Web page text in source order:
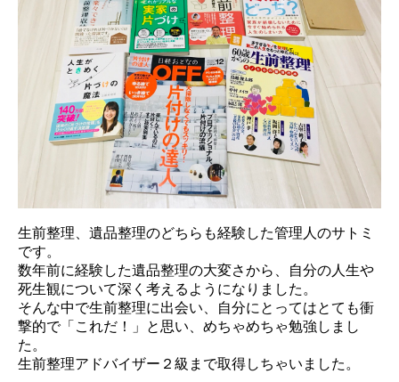
生前整理、遺品整理のどちらも経験した管理人のサトミ
です。
数年前に経験した遺品整理の大変さから、自分の人生や
死生観について深く考えるようになりました。
そんな中で生前整理に出会い、自分にとってはとても衝
撃的で「これだ！」と思い、めちゃめちゃ勉強しまし
た。
生前整理アドバイザー２級まで取得しちゃいました。